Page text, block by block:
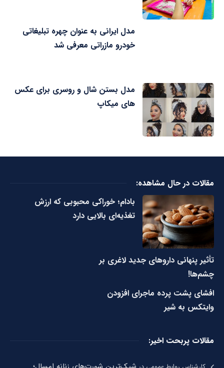
مدل ایرانی به عنوان چهره تبلیغاتی
خودرو مازراتی معرفی شد
مدل بستن شال و روسری برای عکس
های میکاپ
مقالات در حال مشاهده:
بادام؛ خوراکی محبوبی که ارزش
تغذیه‌ای بالایی دارد
تأثیر پنهانی داروهای جدید لاغری بر
چشم‌ها!
افشای پشت پرده ماجرای افزودن
وایتکس به شیر
مقالات پربحت اخیر: